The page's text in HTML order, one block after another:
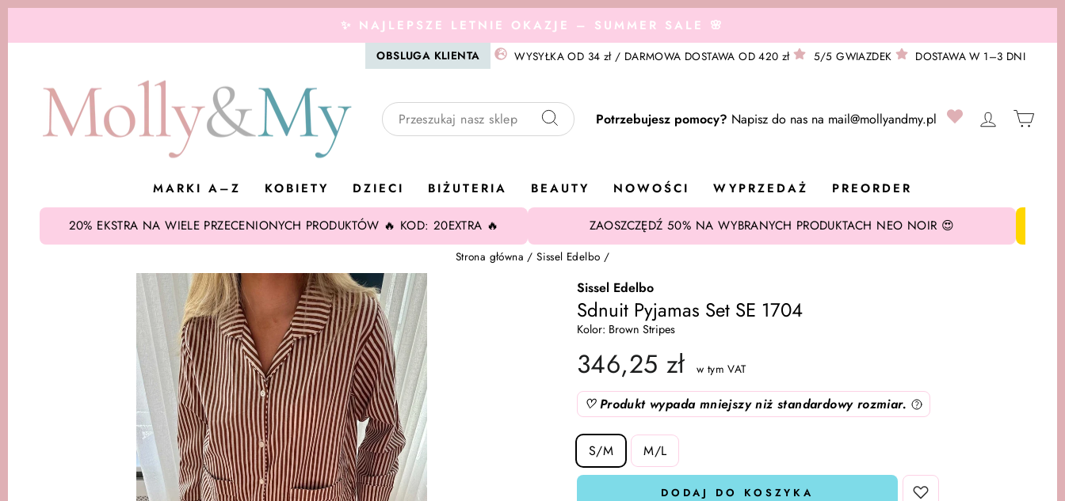
Przejdź
treści
Wstrzymaj
pokaz
✨ NAJLEPSZE LETNIE OKAZJE – SUMMER SALE 🌸
OBSLUGA KLIENTA WYSYŁKA OD 34 zł / DARMOWA DOSTAWA OD 420 zł 5/5 GWIAZDEK DOSTAWA W 1–3 DNI
Szukaj
Potrzebujesz pomocy? Napisz do nas na mail@mollyandmy.pl ZALOGUJ
MARKI A–Z KOBIETY DZIECI BIŻUTERIA BEAUTY NOWOŚCI WYPRZEDAŻ PREORDER
20% EKSTRA NA WIELE PRZECENIONYCH PRODUKTÓW 🔥 KOD: 20EXTRA 🔥 ZAOSZCZĘDŹ 50% NA WYBRANYCH PRODUKTACH NEO NOIR 😍
Strona główna / Sissel Edelbo /
Sissel Edelbo
Sdnuit Pyjamas Set SE 1704
Kolor: Brown Stripes
346,25 zł w tym VAT
♡ Produkt wypada mniejszy niż standardowy rozmiar.
SIZE
S/M M/L
DODAJ DO KOSZYKA